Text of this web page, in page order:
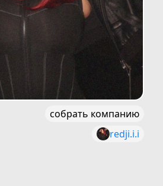
собрать компанию
redji.i.i